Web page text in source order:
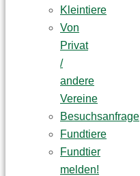
Kleintiere
Von
Privat
/
andere
Vereine
Besuchsanfrage
Fundtiere
Fundtier
melden!